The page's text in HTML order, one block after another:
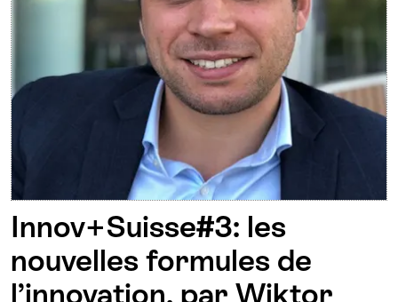
Innov+Suisse#3: les
nouvelles formules de
l’innovation, par Wiktor